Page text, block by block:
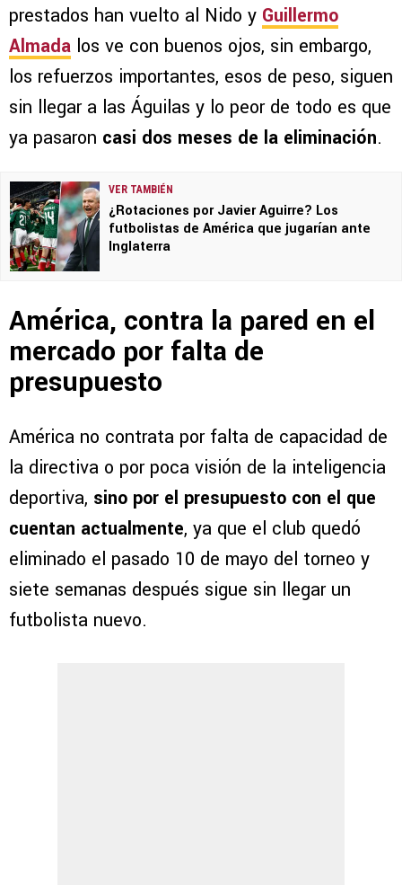
prestados han vuelto al Nido y Guillermo
Almada los ve con buenos ojos, sin embargo,
los refuerzos importantes, esos de peso, siguen
sin llegar a las Águilas y lo peor de todo es que
ya pasaron casi dos meses de la eliminación.
VER TAMBIÉN
¿Rotaciones por Javier Aguirre? Los
futbolistas de América que jugarían ante
Inglaterra
América, contra la pared en el
mercado por falta de
presupuesto
América no contrata por falta de capacidad de
la directiva o por poca visión de la inteligencia
deportiva, sino por el presupuesto con el que
cuentan actualmente, ya que el club quedó
eliminado el pasado 10 de mayo del torneo y
siete semanas después sigue sin llegar un
futbolista nuevo.